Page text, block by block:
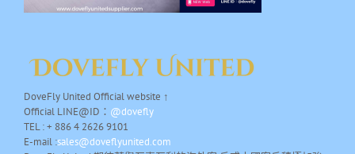
DoveFly United Official website ↑
Official LINE@ID： @dovefly
TEL : + 886 4 2626 9101
E-mail :sales@doveflyunited.com